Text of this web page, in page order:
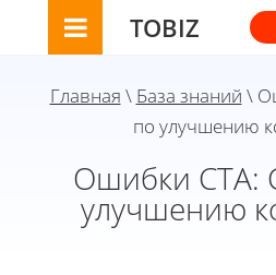
TOBIZ
Главная \ База знаний \
по улучшению
Ошибки CTA:
улучшению